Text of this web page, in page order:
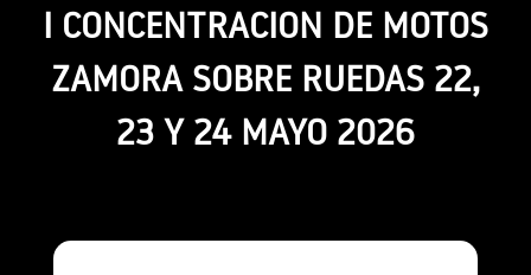
I CONCENTRACION DE MOTOS
ZAMORA SOBRE RUEDAS 22,
23 Y 24 MAYO 2026